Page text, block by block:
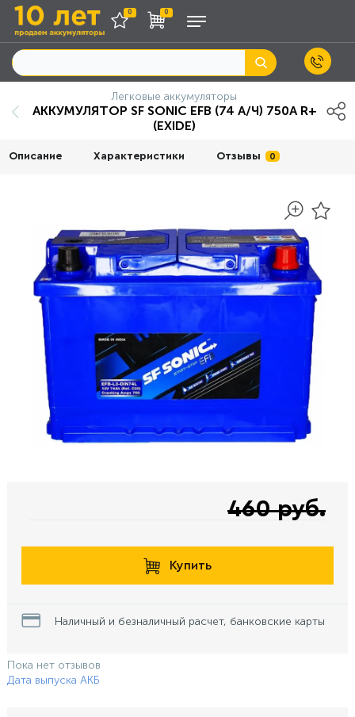
0 0
Легковые аккумуляторы
АККУМУЛЯТОР SF SONIC EFB (74 A/Ч) 750A R+
(EXIDE)
Описание Характеристики Отзывы 0
460 руб.
Купить
Наличный и безналичный расчет, банковские карты
Пока нет отзывов
Дата выпуска АКБ